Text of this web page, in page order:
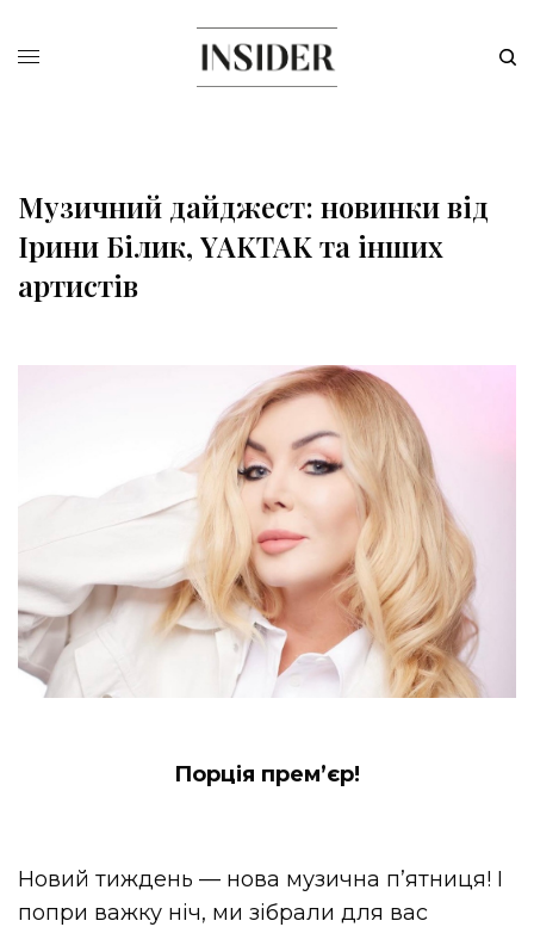
Музичний дайджест: новинки від
Ірини Білик, YAKTAK та інших
артистів
Порція премʼєр!
Новий тиждень — нова музична п’ятниця! І
попри важку ніч, ми зібрали для вас